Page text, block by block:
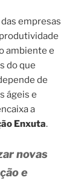
empresas
ambiente e
do que
de
ágeis e
a
Enxuta.
novas
e